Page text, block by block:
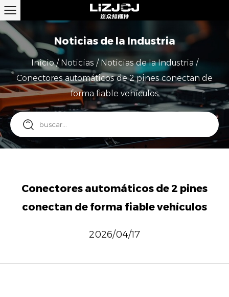
Noticias de la Industria
Inicio/ Noticias / Noticias de la Industria /
Conectores automáticos de 2 pines conectan de
forma fiable vehículos
Conectores automáticos de 2 pines
conectan de forma fiable vehículos
2026/04/17